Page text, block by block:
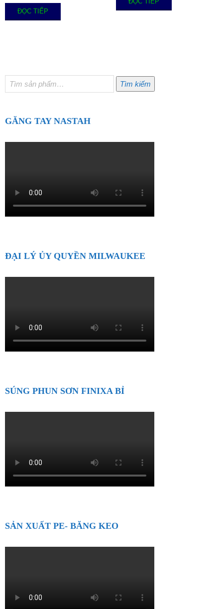
ĐỌC TIẾP
Tìm
kiếm:
Tìm kiếm
GĂNG TAY NASTAH
ĐẠI LÝ ỦY QUYỀN MILWAUKEE
SÚNG PHUN SƠN FINIXA BỈ
SẢN XUẤT PE- BĂNG KEO